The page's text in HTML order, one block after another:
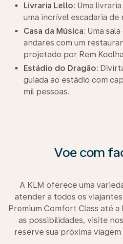
Livraria Lello: Uma
uma incrível escadaria de
Casa da Música: Uma
andares com um
projetado por Rem
Estádio do Dragão:
guiada ao estádio com
mil pessoas.
Voe com
A KLM oferece uma
atender a todos os
Premium Comfort Class até a
as possibilidades, visite
reserve sua próxima